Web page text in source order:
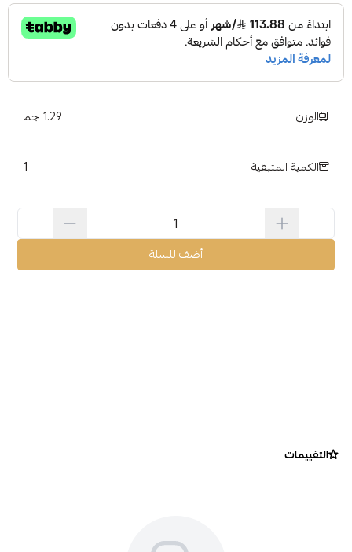
الوزن 1.29 جم
الكمية المتبقية 1
أضف للسلة
التقييمات